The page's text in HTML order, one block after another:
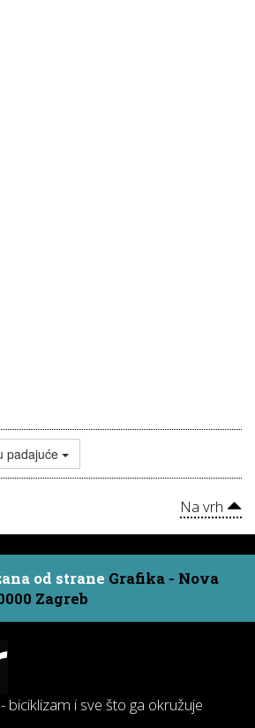
padajuće
Na vrh
od strane Grafika - Nova
Zagreb
- biciklizam i sve što ga okružuje